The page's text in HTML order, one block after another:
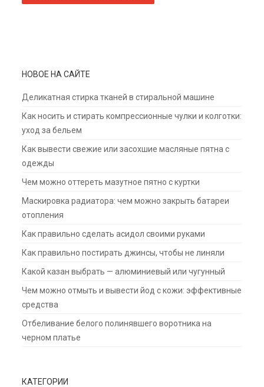
НОВОЕ НА САЙТЕ
Деликатная стирка тканей в стиральной машине
Как носить и стирать компрессионные чулки и колготки:
уход за бельем
Как вывести свежие или засохшие масляные пятна с
одежды
Чем можно оттереть мазутное пятно с куртки
Маскировка радиатора: чем можно закрыть батареи
отопления
Как правильно сделать асидол своими руками
Как правильно постирать джинсы, чтобы не линяли
Какой казан выбрать — алюминиевый или чугунный
Чем можно отмыть и вывести йод с кожи: эффективные
средства
Отбеливание белого полинявшего воротника на
черном платье
КАТЕГОРИИ